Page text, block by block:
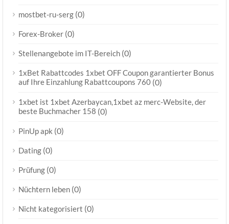
mostbet-ru-serg (0)
Forex-Broker (0)
Stellenangebote im IT-Bereich (0)
1xBet Rabattcodes 1xbet OFF Coupon garantierter Bonus
auf Ihre Einzahlung Rabattcoupons 760 (0)
1xbet ist 1xbet Azerbaycan,1xbet az merc-Website, der
beste Buchmacher 158 (0)
PinUp apk (0)
Dating (0)
Prüfung (0)
Nüchtern leben (0)
Nicht kategorisiert (0)